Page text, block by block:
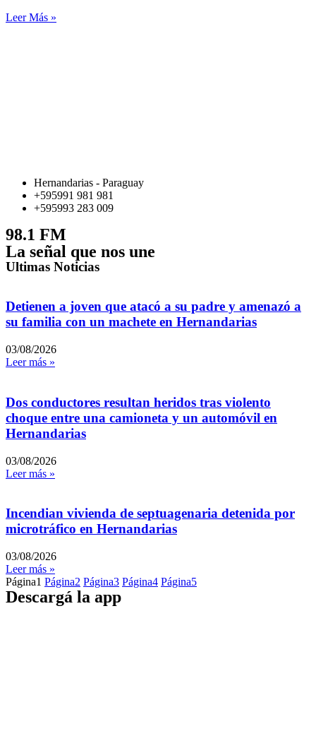
Leer Más »
Hernandarias - Paraguay
+595991 981 981
+595993 283 009
98.1 FM
La señal que nos une
Ultimas Noticias
Detienen a joven que atacó a su padre y amenazó a
su familia con un machete en Hernandarias
03/08/2026
Leer más »
Dos conductores resultan heridos tras violento
choque entre una camioneta y un automóvil en
Hernandarias
03/08/2026
Leer más »
Incendian vivienda de septuagenaria detenida por
microtráfico en Hernandarias
03/08/2026
Leer más »
Página1 Página2 Página3 Página4 Página5
Descargá la app